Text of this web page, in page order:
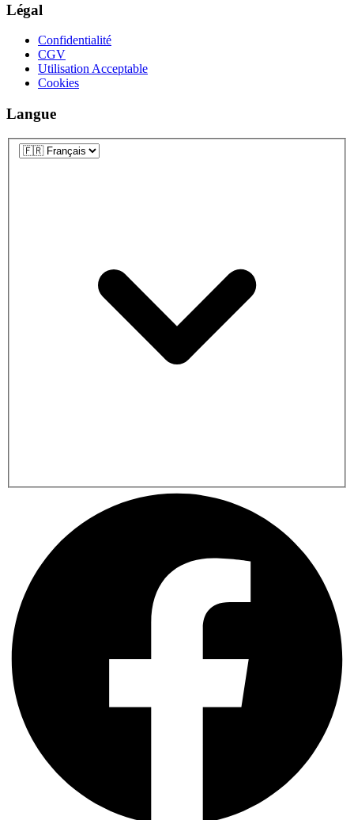
Légal
Confidentialité
CGV
Utilisation Acceptable
Cookies
Langue
Langue